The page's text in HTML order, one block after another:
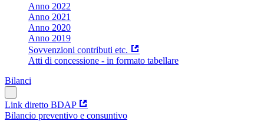
Anno 2022
Anno 2021
Anno 2020
Anno 2019
Sovvenzioni contributi etc.
Atti di concessione - in formato tabellare
Bilanci
Link diretto BDAP
Bilancio preventivo e consuntivo